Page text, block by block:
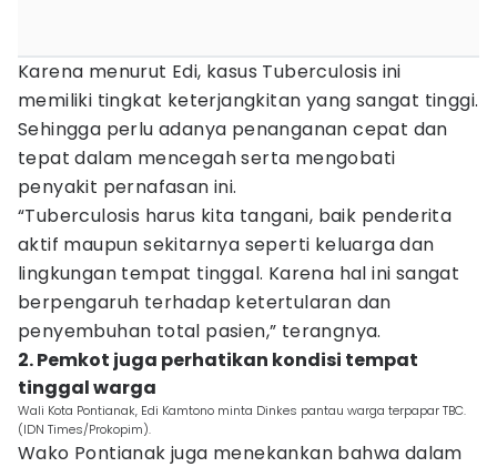
Karena menurut Edi, kasus Tuberculosis ini
memiliki tingkat keterjangkitan yang sangat tinggi.
Sehingga perlu adanya penanganan cepat dan
tepat dalam mencegah serta mengobati
penyakit pernafasan ini.
“Tuberculosis harus kita tangani, baik penderita
aktif maupun sekitarnya seperti keluarga dan
lingkungan tempat tinggal. Karena hal ini sangat
berpengaruh terhadap ketertularan dan
penyembuhan total pasien,” terangnya.
2. Pemkot juga perhatikan kondisi tempat
tinggal warga
Wali Kota Pontianak, Edi Kamtono minta Dinkes pantau warga terpapar TBC.
(IDN Times/Prokopim).
Wako Pontianak juga menekankan bahwa dalam